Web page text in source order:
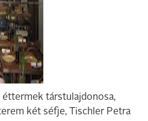
éttermek társtulajdonosa,
két séfje, Tischler Petra